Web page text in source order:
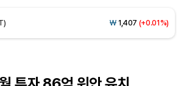
₩ 1,407 (+0.01%)
₩1,408